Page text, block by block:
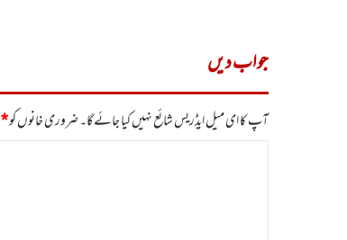
جواب دیں
آپ کا ای میل ایڈریس شائع نہیں کیا جائے گا۔ضروری خانوں کو*